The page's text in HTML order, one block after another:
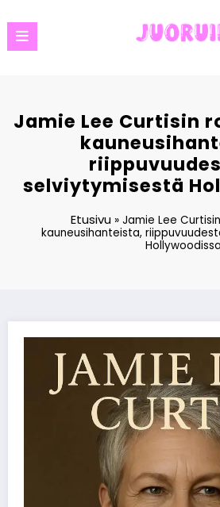
to
content
Jamie Lee Curtisin
selviytymisestä
Etusivu» Jamie Lee
kauneusihanteista,
Hollywoodissa